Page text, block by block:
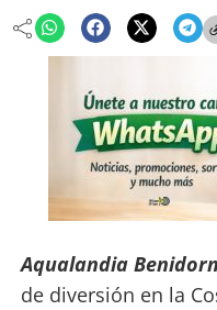
Aqualandia
de diversión en la